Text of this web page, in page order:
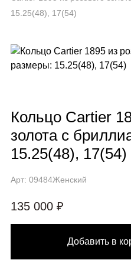
15.25(48), 17(54)
Кольцо Cartier
золота с
15.25(48), 17(54)
Арт: 09484Женский
135 000 ₽
Добавить в